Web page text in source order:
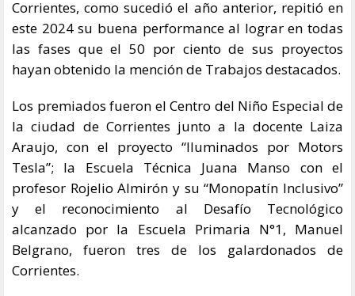
Corrientes, como sucedió el año anterior, repitió en
este 2024 su buena performance al lograr en todas
las fases que el 50 por ciento de sus proyectos
hayan obtenido la mención de Trabajos destacados.
Los premiados fueron el Centro del Niño Especial de
la ciudad de Corrientes junto a la docente Laiza
Araujo, con el proyecto “Iluminados por Motors
Tesla”; la Escuela Técnica Juana Manso con el
profesor Rojelio Almirón y su “Monopatín Inclusivo”
y el reconocimiento al Desafío Tecnológico
alcanzado por la Escuela Primaria N°1, Manuel
Belgrano, fueron tres de los galardonados de
Corrientes.